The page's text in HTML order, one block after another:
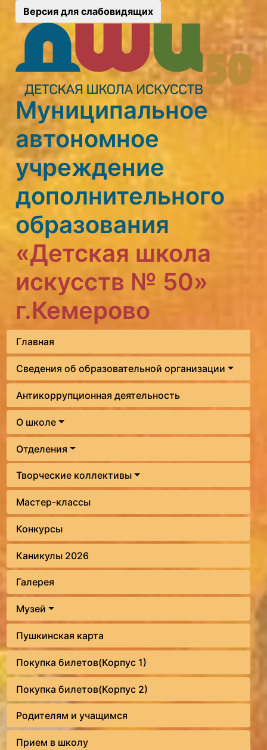
Версия для слабовидящих
Муниципальное
автономное
учреждение
дополнительного
образования
«Детская школа
искусств № 50»
г.Кемерово
Главная
Сведения об образовательной организации
Антикоррупционная деятельность
О школе
Отделения
Творческие коллективы
Мастер-классы
Конкурсы
Каникулы 2026
Галерея
Музей
Пушкинская карта
Покупка билетов(Корпус 1)
Покупка билетов(Корпус 2)
Родителям и учащимся
Прием в школу